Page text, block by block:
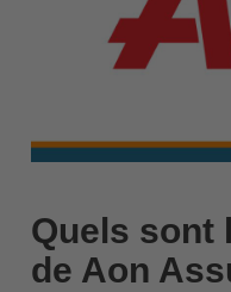
Quels sont
de Aon